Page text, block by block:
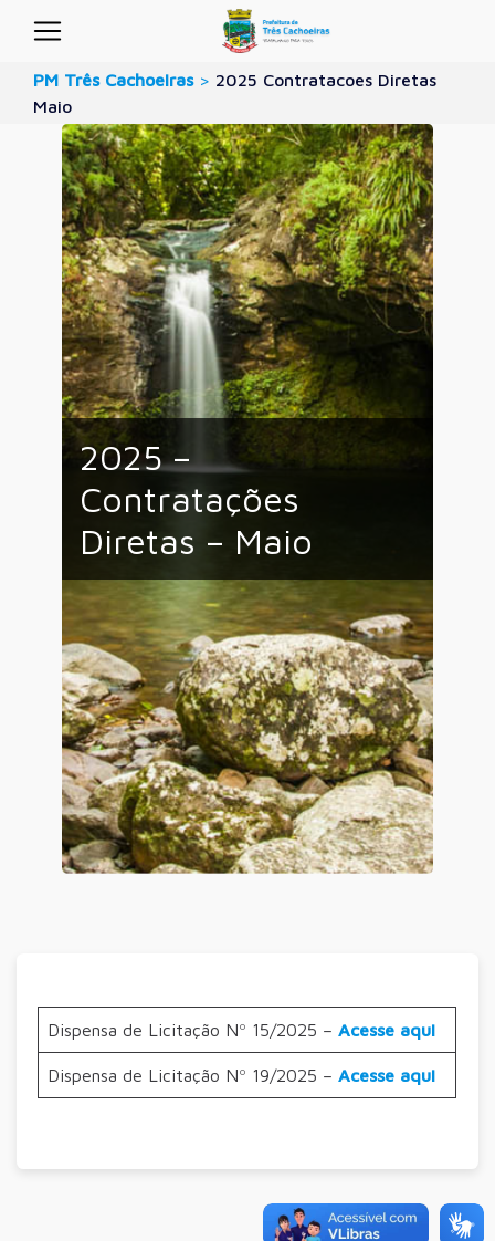
PM Três Cachoeiras > 2025 Contratacoes Diretas
Maio
2025 –
Contratações
Diretas – Maio
Dispensa de Licitação Nº 15/2025 – Acesse aqui
Dispensa de Licitação Nº 19/2025 – Acesse aqui